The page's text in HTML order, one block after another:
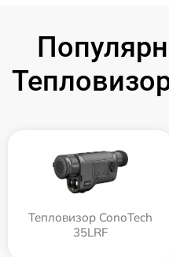
Тепловизор ConoTech
35LRF